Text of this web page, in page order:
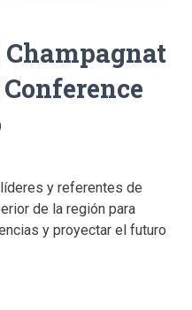
y referentes de
de la región para
y proyectar el futuro